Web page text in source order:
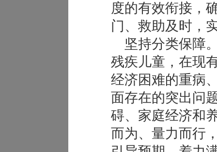
度的有效衔接，
门、救助及时，
坚持分类保障
残疾儿童，在现
经济困难的重病
面存在的突出问
碍、家庭经济和
而为、量力而行